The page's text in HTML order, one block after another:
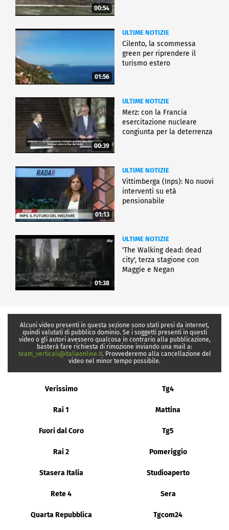
00:54
01:56
ULTIME NOTIZIE
Cilento, la scommessa
green per riprendere il
turismo estero
00:39
ULTIME NOTIZIE
Merz: con la Francia
esercitazione nucleare
congiunta per la deterrenza
01:13
ULTIME NOTIZIE
Vittimberga (Inps): No nuovi
interventi su età
pensionabile
01:38
ULTIME NOTIZIE
'The Walking dead: dead
city', terza stagione con
Maggie e Negan
Alcuni video presenti in questa sezione sono stati presi da internet,
quindi valutati di pubblico dominio. Se i soggetti presenti in questi
video o gli autori avessero qualcosa in contrario alla pubblicazione,
basterà fare richiesta di rimozione inviando una mail a:
team_verticali@italiaonline.it. Provvederemo alla cancellazione del
video nel minor tempo possibile.
Verissimo Tg4
Rai 1 Mattina
Fuori dal Coro Tg5
Rai 2 Pomeriggio
Stasera Italia Studioaperto
Rete 4 Sera
Quarta Repubblica Tgcom24